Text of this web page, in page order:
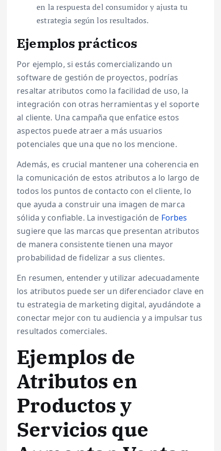
en la respuesta del consumidor y ajusta tu
estrategia según los resultados.
Ejemplos prácticos
Por ejemplo, si estás comercializando un
software de gestión de proyectos, podrías
resaltar atributos como la facilidad de uso, la
integración con otras herramientas y el soporte
al cliente. Una campaña que enfatice estos
aspectos puede atraer a más usuarios
potenciales que una que no los mencione.
Además, es crucial mantener una coherencia en
la comunicación de estos atributos a lo largo de
todos los puntos de contacto con el cliente, lo
que ayuda a construir una imagen de marca
sólida y confiable. La investigación de Forbes
sugiere que las marcas que presentan atributos
de manera consistente tienen una mayor
probabilidad de fidelizar a sus clientes.
En resumen, entender y utilizar adecuadamente
los atributos puede ser un diferenciador clave en
tu estrategia de marketing digital, ayudándote a
conectar mejor con tu audiencia y a impulsar tus
resultados comerciales.
Ejemplos de
Atributos en
Productos y
Servicios que